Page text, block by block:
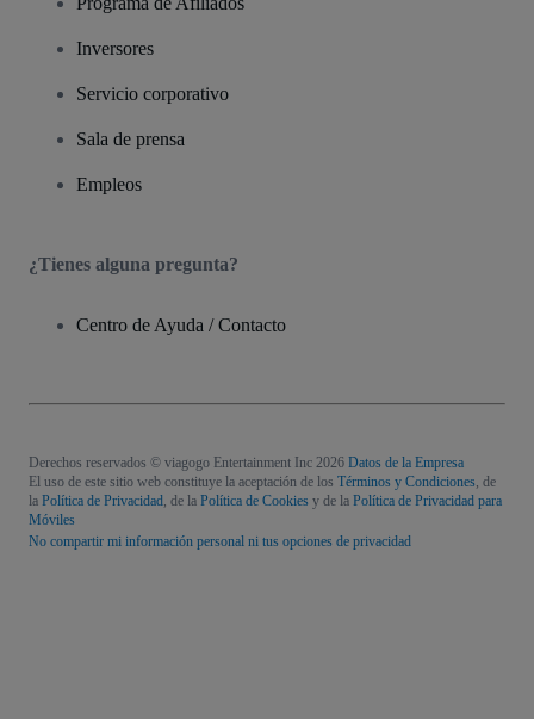
Inversores
Servicio corporativo
Sala de prensa
Empleos
¿Tienes alguna pregunta?
Centro de Ayuda / Contacto
Derechos reservados © viagogo Entertainment Inc 2026 Datos de la Empresa
El uso de este sitio web constituye la aceptación de los Términos y Condiciones, de
la Política de Privacidad, de la Política de Cookies y de la Política de Privacidad para
Móviles
No compartir mi información personal ni tus opciones de privacidad